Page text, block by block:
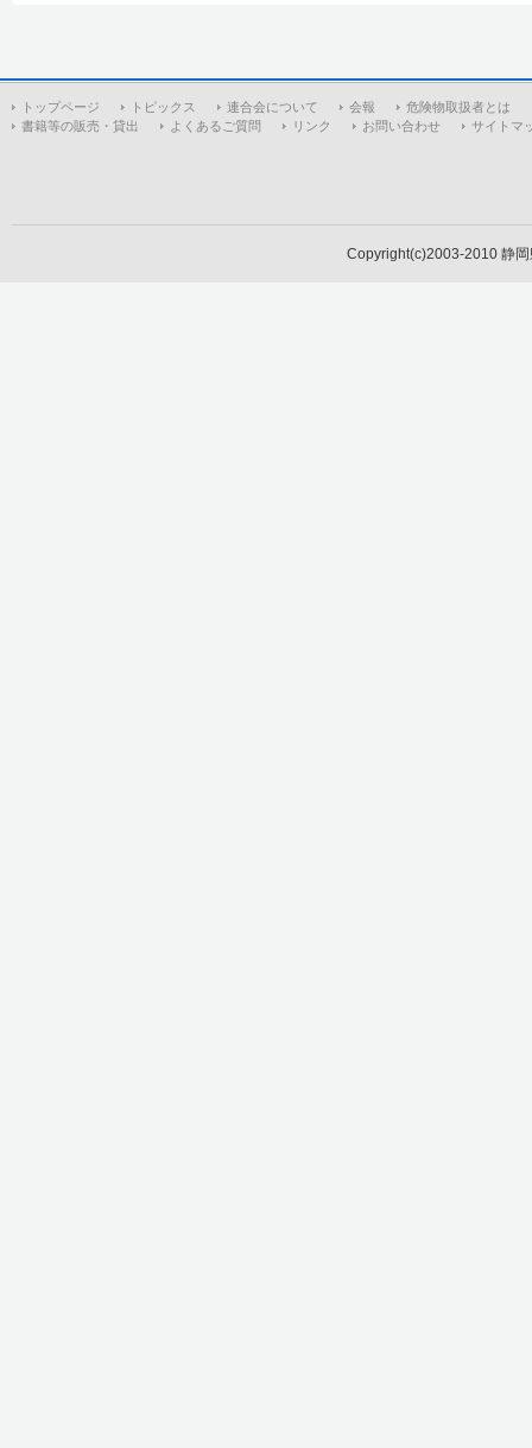
トップページ トピックス 連合会について 会報
危険物取扱者とは
書籍等の販売・貸出
よくあるご質問 リンク お問い合わせ サイトマ
Copyright(c)2003-2010 静